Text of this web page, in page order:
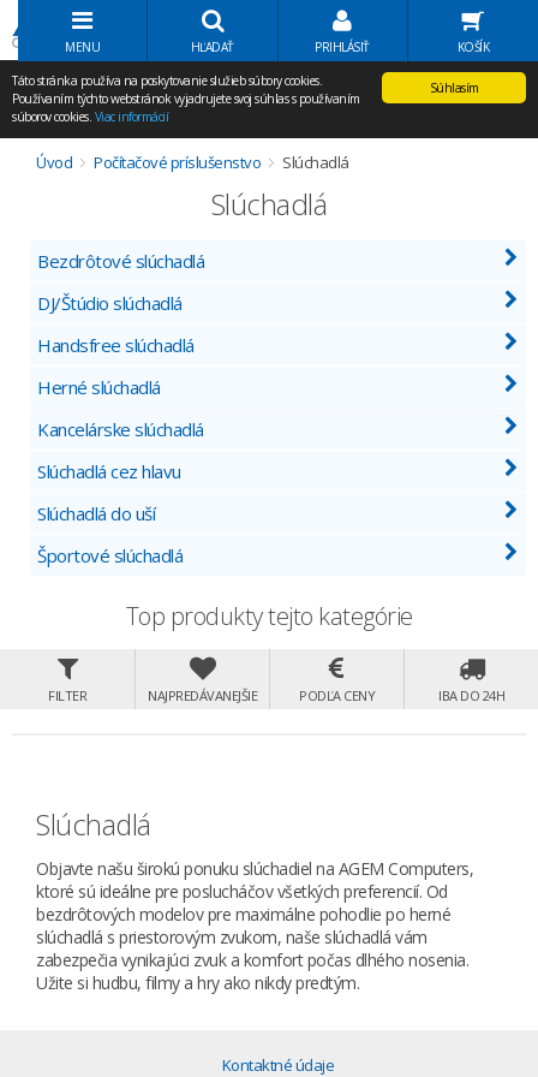
Volať Agem
MENU HĽADAŤ PRIHLÁSIŤ KOŠÍK
Súhlasím
Táto stránka používa na poskytovanie služieb súbory cookies.
Používaním týchto webstránok vyjadrujete svoj súhlas s používaním
súborov cookies. Viac informácií
Úvod Počítačové príslušenstvo Slúchadlá
Slúchadlá
Bezdrôtové slúchadlá
DJ/Štúdio slúchadlá
Handsfree slúchadlá
Herné slúchadlá
Kancelárske slúchadlá
Slúchadlá cez hlavu
Slúchadlá do uší
Športové slúchadlá
Top produkty tejto kategórie
FILTER NAJPREDÁVANEJŠIE PODĽA CENY IBA DO 24H
Slúchadlá
Objavte našu širokú ponuku slúchadiel na AGEM Computers,
ktoré sú ideálne pre poslucháčov všetkých preferencií. Od
bezdrôtových modelov pre maximálne pohodlie po herné
slúchadlá s priestorovým zvukom, naše slúchadlá vám
zabezpečia vynikajúci zvuk a komfort počas dlhého nosenia.
Užite si hudbu, filmy a hry ako nikdy predtým.
Kontaktné údaje